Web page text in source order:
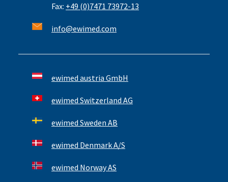
Fax: +49 (0)7471 73972-13
info@ewimed.com
ewimed austria GmbH
ewimed Switzerland AG
ewimed Sweden AB
ewimed Denmark A/S
ewimed Norway AS